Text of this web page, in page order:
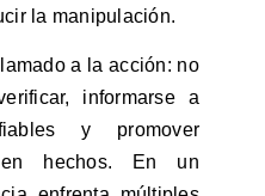
la manipulación.
a la acción: no
informarse a
y promover
en hechos. En un